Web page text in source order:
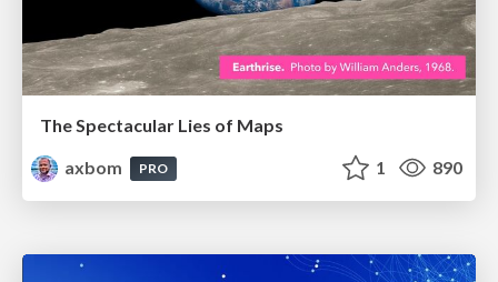
The Spectacular Lies of Maps
axbom
PRO 1 890